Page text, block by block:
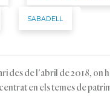
SABADELL
des de l'abril de 2018, on
en els temes de